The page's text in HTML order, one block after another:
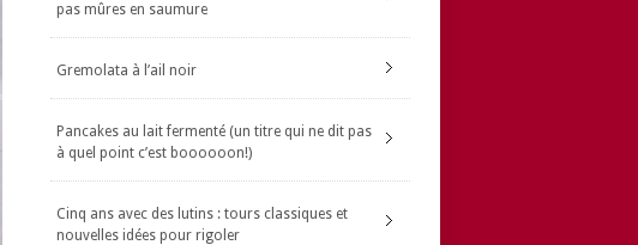
pas mûres en saumure
Gremolata à l’ail noir
Pancakes au lait fermenté (un titre qui ne dit pas
à quel point c’est boooooon!)
Cinq ans avec des lutins : tours classiques et
nouvelles idées pour rigoler